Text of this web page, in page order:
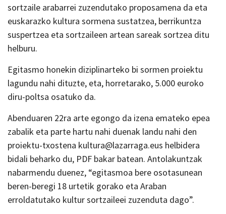
sortzaile arabarrei zuzendutako proposamena da eta
euskarazko kultura sormena sustatzea, berrikuntza
suspertzea eta sortzaileen artean sareak sortzea ditu
helburu.
Egitasmo honekin diziplinarteko bi sormen proiektu
lagundu nahi dituzte, eta, horretarako, 5.000 euroko
diru-poltsa osatuko da.
Abenduaren 22ra arte egongo da izena emateko epea
zabalik eta parte hartu nahi duenak landu nahi den
proiektu-txostena kultura@lazarraga.eus helbidera
bidali beharko du, PDF bakar batean. Antolakuntzak
nabarmendu duenez, “egitasmoa bere osotasunean
beren-beregi 18 urtetik gorako eta Araban
erroldatutako kultur sortzaileei zuzenduta dago”.